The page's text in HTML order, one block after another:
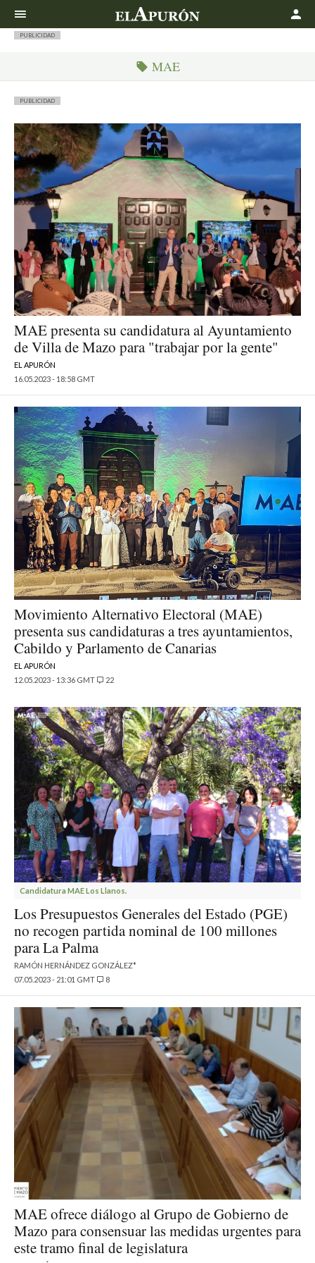
PUBLICIDAD
MAE
PUBLICIDAD
MAE presenta su candidatura al Ayuntamiento
de Villa de Mazo para "trabajar por la gente"
EL APURÓN
16.05.2023 - 18:58 GMT
Movimiento Alternativo Electoral (MAE)
presenta sus candidaturas a tres ayuntamientos,
Cabildo y Parlamento de Canarias
EL APURÓN
12.05.2023 - 13:36 GMT
22
Candidatura MAE Los Llanos.
Los Presupuestos Generales del Estado (PGE)
no recogen partida nominal de 100 millones
para La Palma
RAMÓN HERNÁNDEZ GONZÁLEZ*
07.05.2023 - 21:01 GMT
8
MAE ofrece diálogo al Grupo de Gobierno de
Mazo para consensuar las medidas urgentes para
este tramo final de legislatura